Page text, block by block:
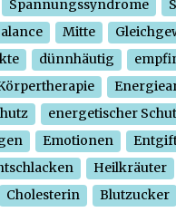
Spannungssyndrome
Mitte
dünnhäutig
energetischer
Emotionen
Heilkräuter
Cholesterin
Blutzucker